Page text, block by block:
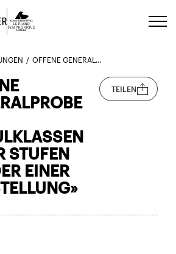
Luzerns Klavierfestival «Le Piano
OFFENE GENERALPROBE FÜR SCHULKLASSEN ALLER STUFEN «BILDER EINER AUSSTELLUNG»
STUFEN
EINER
TEILEN